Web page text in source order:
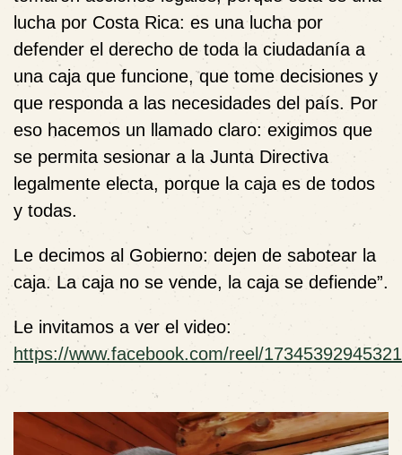
lucha por Costa Rica: es una lucha por
defender el derecho de toda la ciudadanía a
una caja que funcione, que tome decisiones y
que responda a las necesidades del país. Por
eso hacemos un llamado claro: exigimos que
se permita sesionar a la Junta Directiva
legalmente electa, porque la caja es de todos
y todas.
Le decimos al Gobierno: dejen de sabotear la
caja. La caja no se vende, la caja se defiende”.
Le invitamos a ver el video:
https://www.facebook.com/reel/